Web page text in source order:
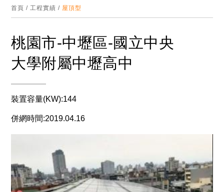
首頁 /工程實績 / 屋頂型
桃園市-中壢區-國立中央
大學附屬中壢高中
裝置容量(KW):144
併網時間:2019.04.16